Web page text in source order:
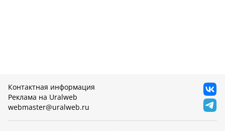
Контактная информация
Реклама на Uralweb
webmaster@uralweb.ru